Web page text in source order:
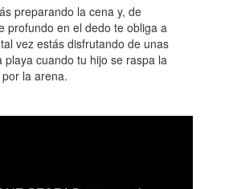
preparando la cena y, de
profundo en el dedo te obliga a
vez estás disfrutando de unas
playa cuando tu hijo se raspa la
la arena.